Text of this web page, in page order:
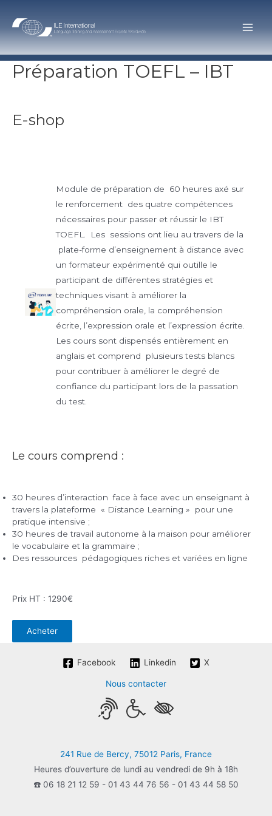
content
Main
Préparation TOEFL – IBT
E-shop
Module de préparation de 60 heures axé sur
le renforcement des quatre compétences
nécessaires pour passer et réussir le IBT
TOEFL. Les sessions ont lieu au travers de la
plate-forme d’enseignement à distance avec
un formateur expérimenté qui outille le
participant de différentes stratégies et
techniques visant à améliorer la
compréhension orale, la compréhension
écrite, l’expression orale et l’expression écrite.
Les cours sont dispensés entièrement en
anglais et comprend plusieurs tests blancs
pour contribuer à améliorer le degré de
confiance du participant lors de la passation
du test.
Le cours comprend :
30 heures d’interaction face à face avec un enseignant à
travers la plateforme « Distance Learning » pour une
pratique intensive ;
30 heures de travail autonome à la maison pour améliorer
le vocabulaire et la grammaire ;
Des ressources pédagogiques riches et variées en ligne
Prix HT : 1290€
Acheter
Facebook Linkedin X
Nous contacter
241 Rue de Bercy, 75012 Paris, France
Heures d’ouverture de lundi au vendredi de 9h à 18h
☎️ 06 18 21 12 59 - 01 43 44 76 56 - 01 43 44 58 50